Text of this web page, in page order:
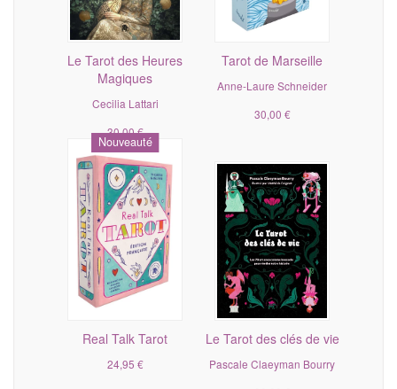
Le Tarot des Heures
Magiques
Cecilia Lattari
30,00 €
Tarot de Marseille
Anne-Laure Schneider
30,00 €
Nouveauté
Real Talk Tarot
24,95 €
Le Tarot des clés de vie
Pascale Claeyman Bourry